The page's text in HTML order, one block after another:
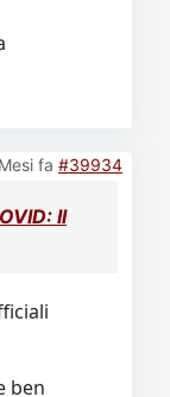
fa #39934
Il
ben